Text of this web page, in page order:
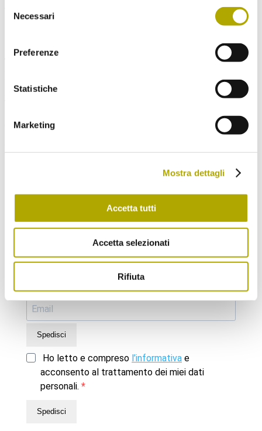
delNecessari
Preferenze
Statistiche
Marketing
Mostra dettagli
Accetta tutti
Accetta selezionati
Rifiuta
Tutti i diritti su testi e immagini sono di proprietà del Museo di
Scienze Naturali dell’Alto Adige.
39100 Bolzano
e-mail:info@naturmuseum.it
Non mancare ai nostri prossimi eventi!
Se desideri, ti mandiamo una volta al mese una nostra newsletter.
Novità dal Museo di Scienze (Aggiornamenti
sugli eventi e il programma mensile)
Ritorno nelle Alpi (Novità, fatti e retroscena
sugli animali che fanno ritorno nelle Alpi)
Spedisci
Ho letto e compreso l’informativa e
acconsento al trattamento dei miei dati
personali.
Spedisci